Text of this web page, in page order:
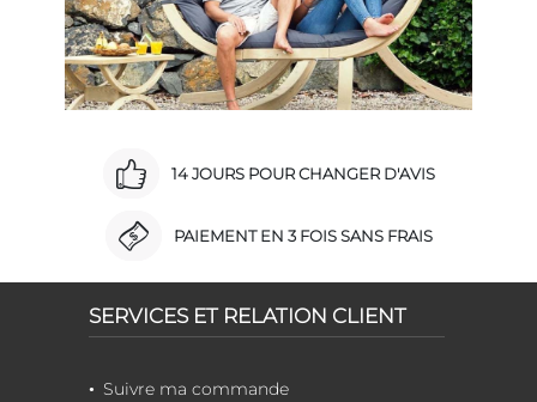
14 JOURS POUR CHANGER D'AVIS
PAIEMENT EN 3 FOIS SANS FRAIS
SERVICES ET RELATION CLIENT
Suivre ma commande